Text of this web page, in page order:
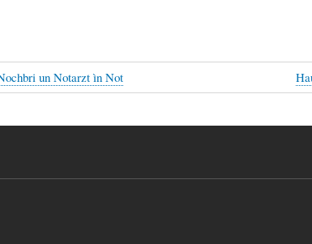
un Notarzt ìn Not